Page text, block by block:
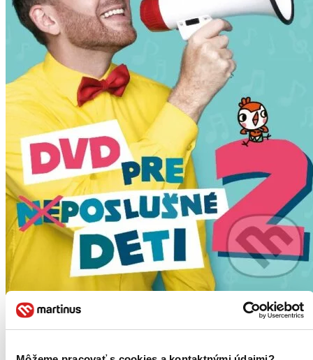
Miro Jaroš: DVD pre (ne)poslušné deti 2
Miro Jaroš